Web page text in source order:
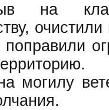
на
могилу